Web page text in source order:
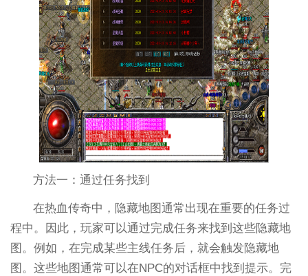
方法一：通过任务找到
在热血传奇中，隐藏地图通常出现在重要的任务过
程中。因此，玩家可以通过完成任务来找到这些隐藏地
图。例如，在完成某些主线任务后，就会触发隐藏地
图。这些地图通常可以在NPC的对话框中找到提示。完